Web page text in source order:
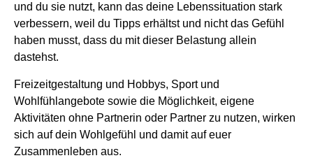
und du sie nutzt, kann das deine Lebenssituation stark
verbessern, weil du Tipps erhältst und nicht das Gefühl
haben musst, dass du mit dieser Belastung allein
dastehst.
Freizeitgestaltung und Hobbys, Sport und
Wohlfühlangebote sowie die Möglichkeit, eigene
Aktivitäten ohne Partnerin oder Partner zu nutzen, wirken
sich auf dein Wohlgefühl und damit auf euer
Zusammenleben aus.